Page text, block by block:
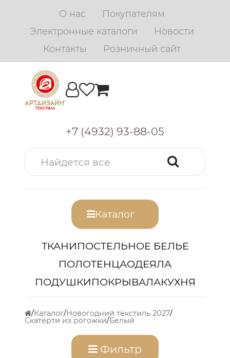
О нас
Покупателям
Электронные каталоги
Новости
Контакты
Розничный сайт
+7 (4932) 93-88-05
Каталог
ТКАНИПОСТЕЛЬНОЕ БЕЛЬЕ
ПОЛОТЕНЦАОДЕЯЛА
ПОДУШКИПОКРЫВАЛАКУХНЯ
Каталог Новогодний текстиль 2027
Скатерти из рогожки Белый
Фильтр